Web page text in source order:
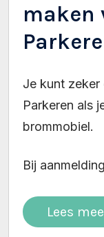
maken
Je kunt zeker
Parkeren als
brommobiel.
Bij
Lees